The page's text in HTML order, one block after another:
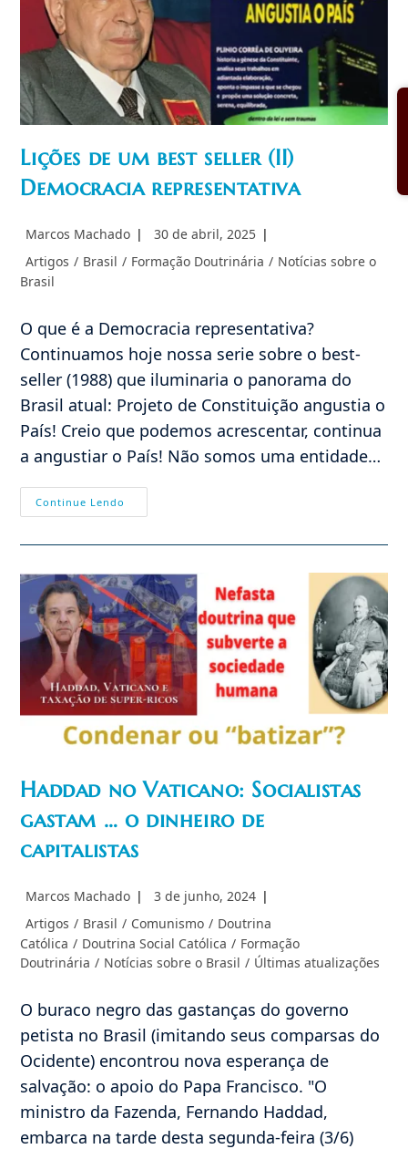
Lições de um best seller (II)
Democracia representativa
Autor
post:
Marcos Machado
Post
30 de abril, 2025
Categoria
do
Artigos / Brasil / Formação Doutrinária / Notícias sobre o
Brasil
O que é a Democracia representativa?
Continuamos hoje nossa serie sobre o best-
seller (1988) que iluminaria o panorama do
Brasil atual: Projeto de Constituição angustia o
País! Creio que podemos acrescentar, continua
a angustiar o País! Não somos uma entidade…
Continue Lendo
De
Best
Democracia
Representativa
Haddad no Vaticano: Socialistas
gastam … o dinheiro de
capitalistas
Autor
post:
Marcos Machado
Post
3 de junho, 2024
Categoria
do
post:
Artigos / Brasil / Comunismo / Doutrina
Católica / Doutrina Social Católica / Formação
Doutrinária / Notícias sobre o Brasil / Últimas atualizações
O buraco negro das gastanças do governo
petista no Brasil (imitando seus comparsas do
Ocidente) encontrou nova esperança de
salvação: o apoio do Papa Francisco. "O
ministro da Fazenda, Fernando Haddad,
embarca na tarde desta segunda-feira (3/6)